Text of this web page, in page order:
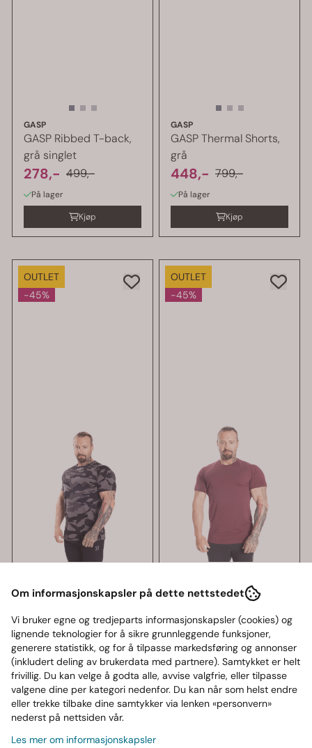
GASP
GASP Ribbed T-back,
grå singlet
278,- 499,-
På lager
Kjøp
GASP
GASP Thermal Shorts,
grå
448,- 799,-
På lager
Kjøp
OUTLET
-45%
Better Bodies Men
OUTLET
-45%
Om informasjonskapsler på dette nettstedet
Vi bruker egne og tredjeparts informasjonskapsler (cookies) og
lignende teknologier for å sikre grunnleggende funksjoner,
generere statistikk, og for å tilpasse markedsføring og annonser
(inkludert deling av brukerdata med partnere). Samtykket er helt
frivillig. Du kan velge å godta alle, avvise valgfrie, eller tilpasse
valgene dine per kategori nedenfor. Du kan når som helst endre
eller trekke tilbake dine samtykker via lenken «personvern»
nederst på nettsiden vår.
Les mer om informasjonskapsler